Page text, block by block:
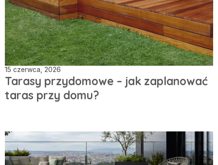
15 czerwca, 2026
Tarasy przydomowe – jak zaplanować
taras przy domu?